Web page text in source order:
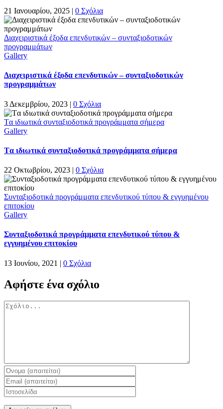
21 Ιανουαρίου, 2025 | 0 Σχόλια
Διαχειριστικά έξοδα επενδυτικών – συνταξιοδοτικών
προγραμμάτων
Gallery
Διαχειριστικά έξοδα επενδυτικών – συνταξιοδοτικών
προγραμμάτων
3 Δεκεμβρίου, 2023 | 0 Σχόλια
Tα ιδιωτικά συνταξιοδοτικά προγράμματα σήμερα
Gallery
Tα ιδιωτικά συνταξιοδοτικά προγράμματα σήμερα
22 Οκτωβρίου, 2023 | 0 Σχόλια
Συνταξιοδοτικά προγράμματα επενδυτικού τύπου & εγγυημένου
επιτοκίου
Gallery
Συνταξιοδοτικά προγράμματα επενδυτικού τύπου &
εγγυημένου επιτοκίου
13 Ιουνίου, 2021 | 0 Σχόλια
Αφήστε ένα σχόλιο
Σχόλιο